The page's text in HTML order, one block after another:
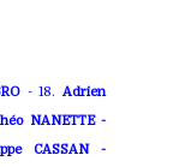
- 18.Adrien
NANETTE -
CASSAN-